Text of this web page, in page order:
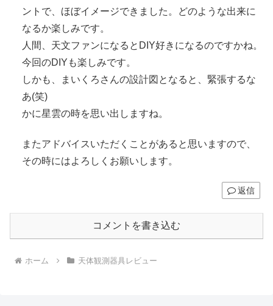
ントで、ほぼイメージできました。どのような出来に
なるか楽しみです。
人間、天文ファンになるとDIY好きになるのですかね。
今回のDIYも楽しみです。
しかも、まいくろさんの設計図となると、緊張するな
あ(笑)
かに星雲の時を思い出しますね。
またアドバイスいただくことがあると思いますので、
その時にはよろしくお願いします。
返信
コメントを書き込む
ホーム 天体観測器具レビュー